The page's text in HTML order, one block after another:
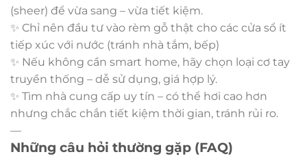
(sheer) để vừa sang – vừa tiết kiệm.
✨ Chỉ nên đầu tư vào rèm gỗ thật cho các cửa sổ ít
tiếp xúc với nước (tránh nhà tắm, bếp)
✨ Nếu không cần smart home, hãy chọn loại cơ tay
truyền thống – dễ sử dụng, giá hợp lý.
✨ Tìm nhà cung cấp uy tín – có thể hơi cao hơn
nhưng chắc chắn tiết kiệm thời gian, tránh rủi ro.
—
Những câu hỏi thường gặp (FAQ)